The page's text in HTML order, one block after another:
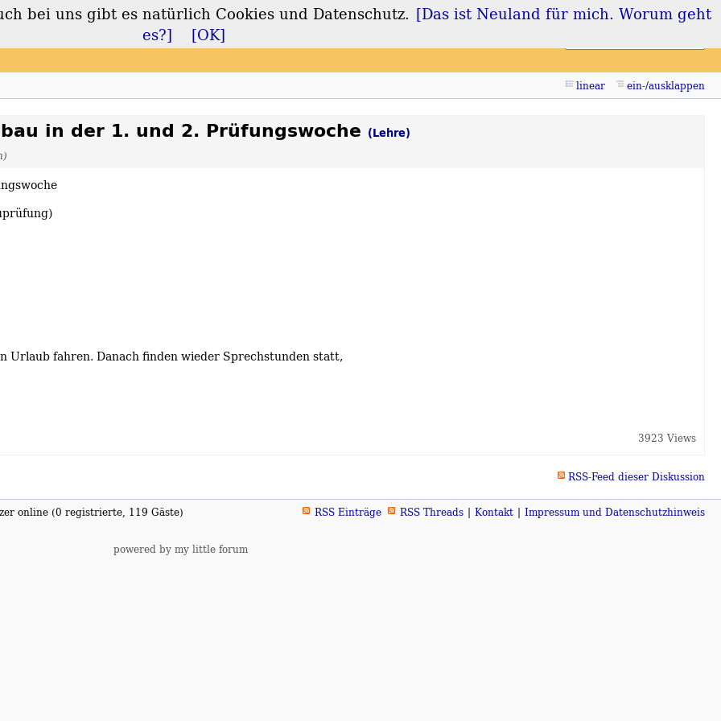
Login Registrieren
linear ein-/ausklappen
in der 1. und 2. Prüfungswoche (Lehre)
Urlaub fahren. Danach finden wieder Sprechstunden statt,
3923 Views
RSS-Feed dieser Diskussion
online (0 registrierte, 119 Gäste) RSS Einträge RSS Threads Kontakt Impressum und Datenschutzhinweis
powered by my little forum
bei uns gibt es natürlich Cookies und Datenschutz. [Das ist Neuland für mich. Worum geht
es?]
[OK]